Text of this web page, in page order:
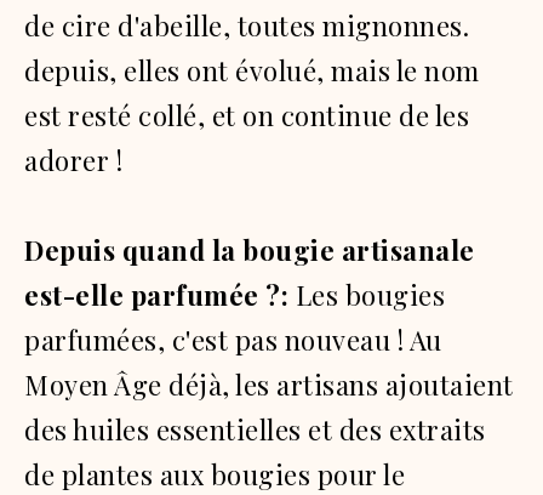
de cire d'abeille, toutes mignonnes.
depuis, elles ont évolué, mais le nom
est resté collé, et on continue de les
adorer !
Depuis quand la bougie artisanale
est-elle parfumée ?: Les bougies
parfumées, c'est pas nouveau ! Au
Moyen Âge déjà, les artisans ajoutaient
des huiles essentielles et des extraits
de plantes aux bougies pour le